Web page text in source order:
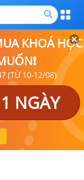
KHOÁ HỌC
(TỪ 10-12/08)
NGÀY